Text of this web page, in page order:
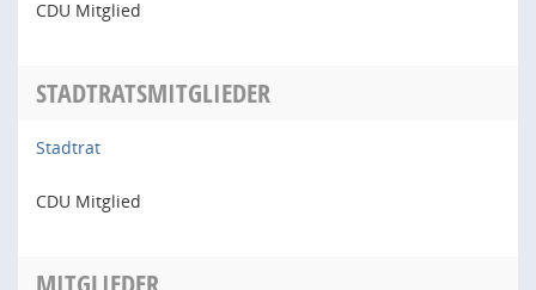
CDU Mitglied
STADTRATSMITGLIEDER
Stadtrat
CDU Mitglied